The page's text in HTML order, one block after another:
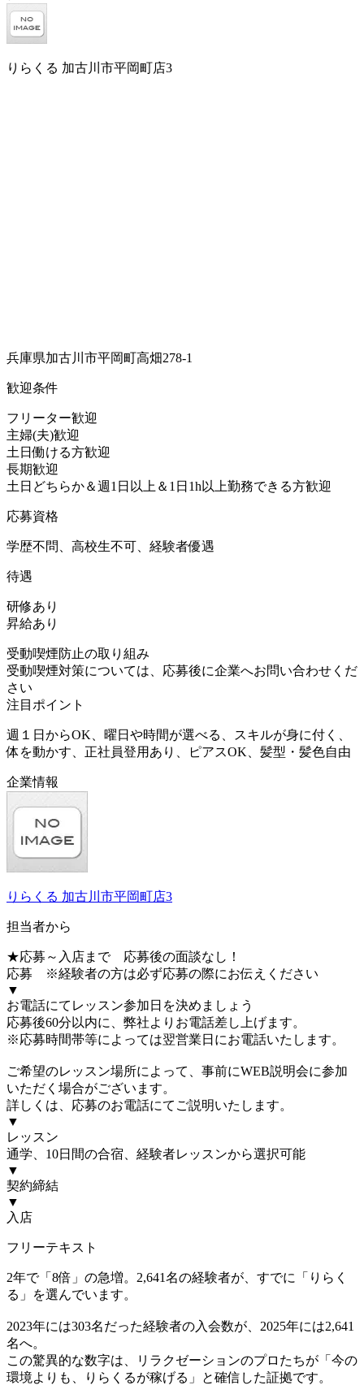
りらくる 加古川市平岡町店3
兵庫県加古川市平岡町高畑278-1
歓迎条件
フリーター歓迎
主婦(夫)歓迎
土日働ける方歓迎
長期歓迎
土日どちらか＆週1日以上＆1日1h以上勤務できる方歓迎
応募資格
学歴不問、高校生不可、経験者優遇
待遇
研修あり
昇給あり
受動喫煙防止の取り組み
受動喫煙対策については、応募後に企業へお問い合わせくだ
さい
注目ポイント
週１日からOK、曜日や時間が選べる、スキルが身に付く、
体を動かす、正社員登用あり、ピアスOK、髪型・髪色自由
企業情報
りらくる 加古川市平岡町店3
担当者から
★応募～入店まで 応募後の面談なし！
応募 ※経験者の方は必ず応募の際にお伝えください
▼
お電話にてレッスン参加日を決めましょう
応募後60分以内に、弊社よりお電話差し上げます。
※応募時間帯等によっては翌営業日にお電話いたします。
ご希望のレッスン場所によって、事前にWEB説明会に参加
いただく場合がございます。
詳しくは、応募のお電話にてご説明いたします。
▼
レッスン
通学、10日間の合宿、経験者レッスンから選択可能
▼
契約締結
▼
入店
フリーテキスト
2年で「8倍」の急増。2,641名の経験者が、すでに「りらく
る」を選んでいます。
2023年には303名だった経験者の入会数が、2025年には2,641
名へ。
この驚異的な数字は、リラクゼーションのプロたちが「今の
環境よりも、りらくるが稼げる」と確信した証拠です。